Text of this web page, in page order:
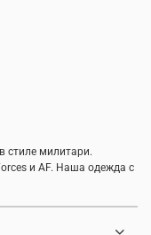
стиле милитари.
и AF. Наша одежда с